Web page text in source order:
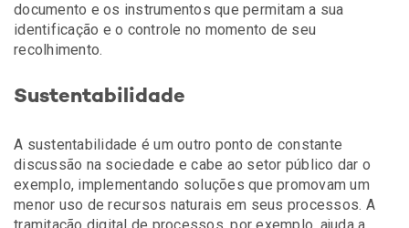
documento e os instrumentos que permitam a sua
identificação e o controle no momento de seu
recolhimento.
Sustentabilidade
A sustentabilidade é um outro ponto de constante
discussão na sociedade e cabe ao setor público dar o
exemplo, implementando soluções que promovam um
menor uso de recursos naturais em seus processos. A